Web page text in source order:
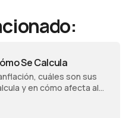
Se Calcula
cuáles son sus
y en cómo afecta al